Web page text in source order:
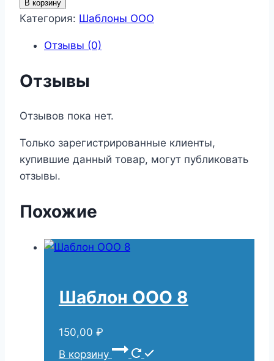
Шаблон
В корзину
Категория: Шаблоны ООО
Отзывы (0)
Отзывы
Отзывов пока нет.
Только зарегистрированные клиенты,
купившие данный товар, могут публиковать
отзывы.
Похожие
Шаблон ООО 8
150,00 ₽
В корзину